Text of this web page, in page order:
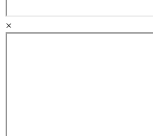
×